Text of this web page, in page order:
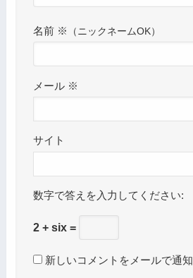
名前 ※
メール ※
サイト
数字で答えを入力してください:
2 + six =
新しいコメントをメールで通知